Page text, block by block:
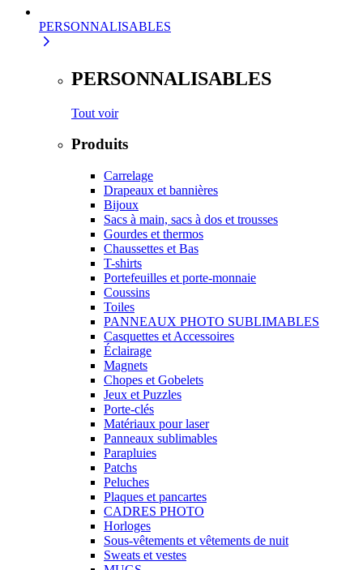
PERSONNALISABLES
PERSONNALISABLES
Tout voir
Produits
Carrelage
Drapeaux et bannières
Bijoux
Sacs à main, sacs à dos et trousses
Gourdes et thermos
Chaussettes et Bas
T-shirts
Portefeuilles et porte-monnaie
Coussins
Toiles
PANNEAUX PHOTO SUBLIMABLES
Casquettes et Accessoires
Éclairage
Magnets
Chopes et Gobelets
Jeux et Puzzles
Porte-clés
Matériaux pour laser
Panneaux sublimables
Parapluies
Patchs
Peluches
Plaques et pancartes
CADRES PHOTO
Horloges
Sous-vêtements et vêtements de nuit
Sweats et vestes